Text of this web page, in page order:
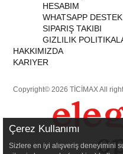
HESABIM
WHATSAPP DESTEK
SIPARIŞ TAKIBI
GIZLILIK
HAKKIMIZDA
KARIYER
Copyright© 2026 TİCİMAX All
Çerez Kullanımı
Sizlere en iyi alışveriş deneyimini